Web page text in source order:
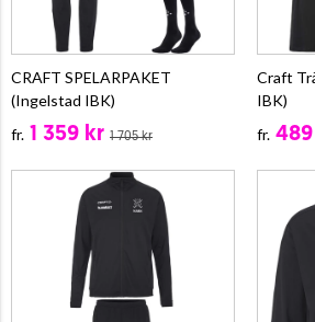
CRAFT SPELARPAKET
(Ingelstad IBK)
fr. 1 359 kr 1 705 kr
Craft
IBK)
fr.